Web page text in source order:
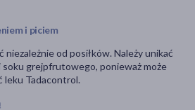
i piciem
od posiłków. Należy unikać
soku grejpfrutowego, ponieważ może
leku Tadacontrol.